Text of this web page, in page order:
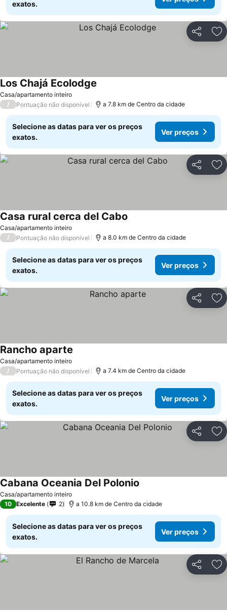
exatos.
Partilhar
Casa/apartamento inteiro
Los Chajá Ecolodge
/ Pontuação não disponível a 7.8 km de Centro da cidade
Selecione as datas para ver os preços
exatos.
Ver preços
Partilhar
Casa/apartamento inteiro
Casa rural cerca del Cabo
/ Pontuação não disponível a 8.0 km de Centro da cidade
Selecione as datas para ver os preços
exatos.
Ver preços
Partilhar
Casa/apartamento inteiro
Rancho aparte
/ Pontuação não disponível a 7.4 km de Centro da cidade
Selecione as datas para ver os preços
exatos.
Ver preços
Partilhar
Casa/apartamento inteiro
Cabana Oceania Del Polonio
10 Excelente 2 a 10.8 km de Centro da cidade
Selecione as datas para ver os preços
exatos.
Ver preços
Partilhar